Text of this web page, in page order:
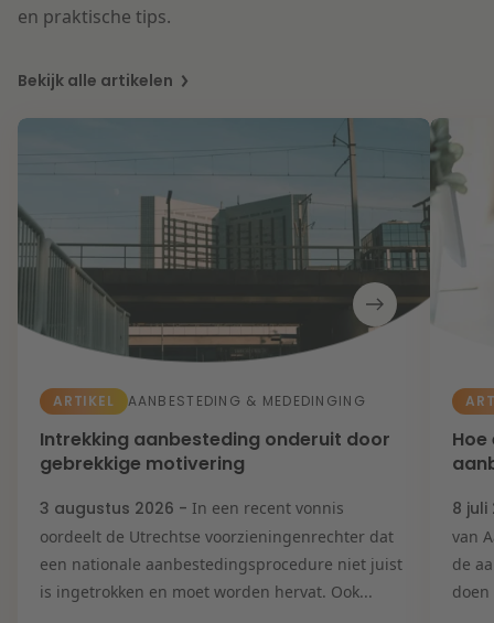
en praktische tips.
Bekijk alle artikelen
ARTIKEL AANBESTEDING & MEDEDINGING
Intrekking aanbesteding onderuit door
gebrekkige motivering
3 augustus 2026 - In een recent vonnis
oordeelt de Utrechtse voorzieningenrechter dat
een nationale aanbestedingsprocedure niet juist
is ingetrokken en moet worden hervat. Ook...
8
van
de